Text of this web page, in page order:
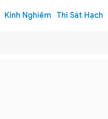
Kinh Nghiệm Thi Sát Hạch